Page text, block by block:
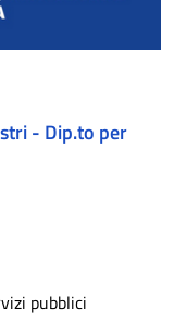
- Dip.to per
pubblici